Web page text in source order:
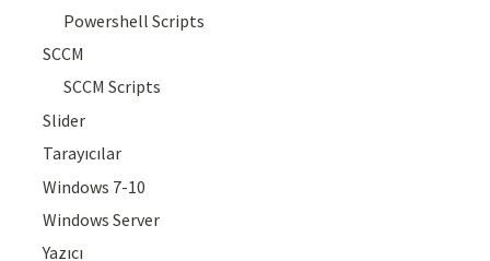
Powershell Scripts
SCCM
SCCM Scripts
Slider
Tarayıcılar
Windows 7-10
Windows Server
Yazıcı